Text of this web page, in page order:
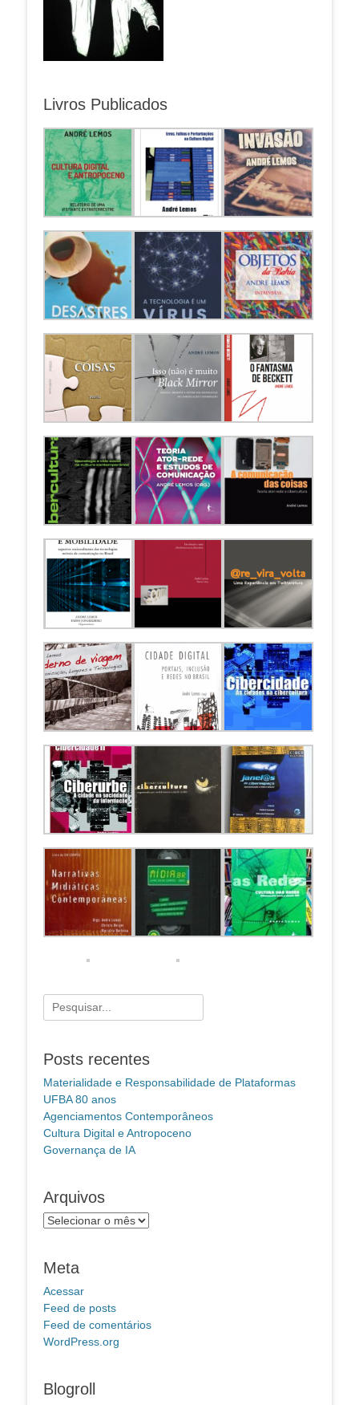
Livros Publicados
Pesquisar
por:
Posts recentes
Materialidade e Responsabilidade de Plataformas
UFBA 80 anos
Agenciamentos Contemporâneos
Cultura Digital e Antropoceno
Governança de IA
Arquivos
Arquivos
Meta
Acessar
Feed de posts
Feed de comentários
WordPress.org
Blogroll